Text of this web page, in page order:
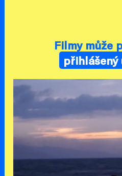
Filmy může
přihlášený